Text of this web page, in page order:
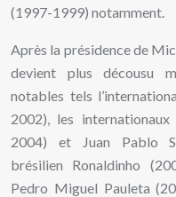
(1997-1999) notamment.
Après la présidence de
devient plus décousu
notables tels
2002), les
2004) et Juan Pablo
brésilien Ronaldinho
Pedro Miguel Pauleta